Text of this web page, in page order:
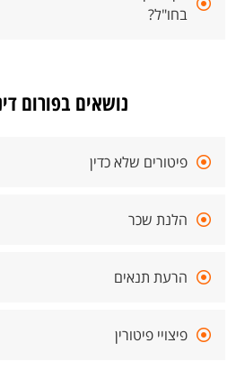
בחו"ל?
נושאים בפורום
פיטורים שלא כדין
הלנת שכר
הרעת תנאים
פיצויי פיטורין